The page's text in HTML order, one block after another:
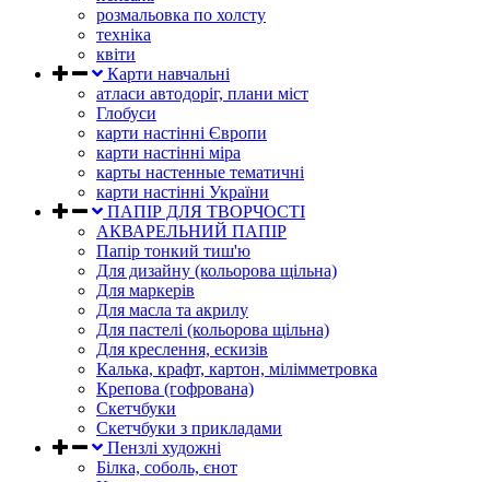
розмальовка по холсту
техніка
квіти
Карти навчальні
атласи автодоріг, плани міст
Глобуси
карти настінні Європи
карти настінні міра
карты настенные тематичні
карти настінні України
ПАПІР ДЛЯ ТВОРЧОСТІ
АКВАРЕЛЬНИЙ ПАПІР
Папір тонкий тиш'ю
Для дизайну (кольорова щільна)
Для маркерів
Для масла та акрилу
Для пастелі (кольорова щільна)
Для креслення, ескизів
Калька, крафт, картон, мілімметровка
Крепова (гофрована)
Скетчбуки
Скетчбуки з прикладами
Пензлі художні
Білка, соболь, єнот